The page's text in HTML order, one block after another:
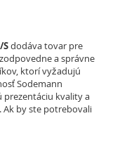
Sdodáva tovar pre
a správne
ktorí vyžadujú
Sodemann
kvality a
by ste potrebovali